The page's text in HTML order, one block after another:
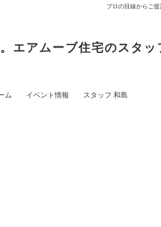
プロの目線からご
エアムーブ住宅のスタッ
ム イベント情報 スタッフ 和島